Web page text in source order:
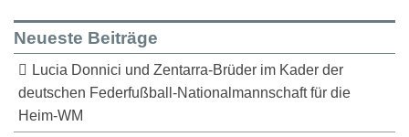
Neueste Beiträge
Lucia Donnici und Zentarra-Brüder im Kader der
deutschen Federfußball-Nationalmannschaft für die
Heim-WM